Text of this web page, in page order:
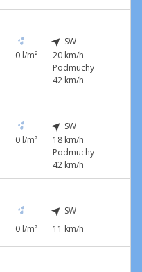
0 l/m²
SW
20 km/h
Podmuchy
42 km/h
0 l/m²
SW
18 km/h
Podmuchy
42 km/h
0 l/m²
SW
11 km/h